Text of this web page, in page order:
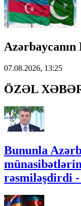
07.08.2026, 13:25
ÖZƏL
Bununla
rəsmiləşdirdi -